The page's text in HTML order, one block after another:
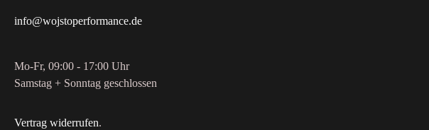
info@wojstoperformance.de
Mo-Fr, 09:00 - 17:00 Uhr
Samstag + Sonntag geschlossen
Vertrag widerrufen.